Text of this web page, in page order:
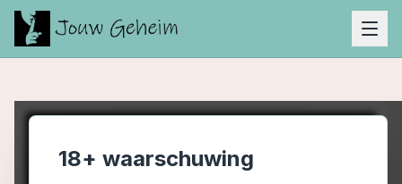
18+ waarschuwing